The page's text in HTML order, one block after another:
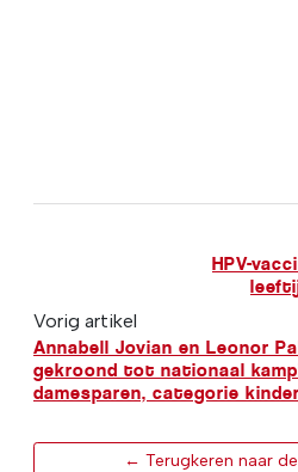
HPV-
Vorig artikel
Annabell Jovian en Leonor
gekroond tot nationaal
damesparen, categorie
← Terugkeren naar